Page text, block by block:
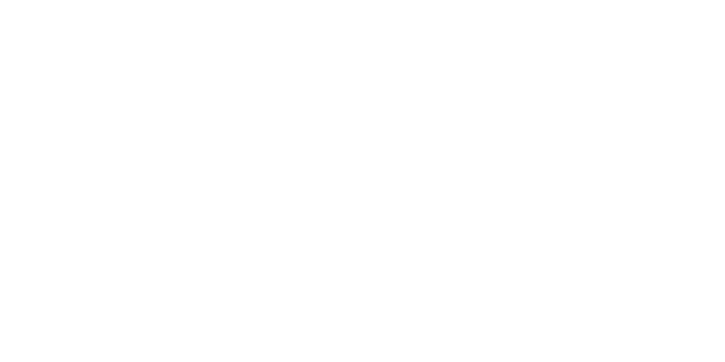
vos questions
la satisfaction commune, une philosophie de communication d’une totale transparence et avec le soutien d’un réseau professionnel et
pour réussir dans votre nouveau métier de Consultant.
le développement de votre société.
pour les adhérents du CTE par un de nos animateurs et le programme de prospection exclusif et innovant D4F.